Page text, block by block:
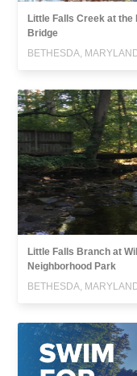
Little Falls Creek at the
Bridge
BETHESDA,
Little Falls Branch at
Neighborhood Park
BETHESDA,